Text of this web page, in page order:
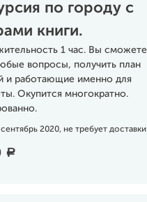
по городу с
книги.
1 час. Вы сможете
вопросы, получить план
и работающие именно для
Окупится многократно.
сентябрь 2020, не требует доставки
a